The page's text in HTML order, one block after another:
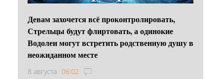
Девам захочется всё проконтролировать,
Стрельцы будут флиртовать, а одинокие
Водолеи могут встретить родственную душу в
неожиданном месте
8 августа 06:02